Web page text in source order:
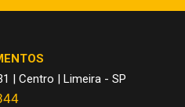
| Centro | Limeira - SP